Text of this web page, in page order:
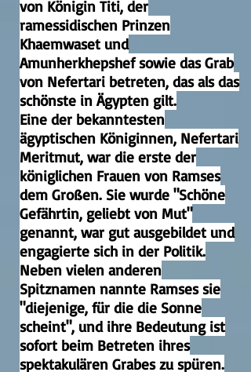
von Königin Titi, der
ramessidischen Prinzen
Khaemwaset und
Amunherkhepshef sowie das Grab
von Nefertari betreten, das als das
schönste in Ägypten gilt.
Eine der bekanntesten
ägyptischen Königinnen, Nefertari
Meritmut, war die erste der
königlichen Frauen von Ramses
dem Großen. Sie wurde "Schöne
Gefährtin, geliebt von Mut"
genannt, war gut ausgebildet und
engagierte sich in der Politik.
Neben vielen anderen
Spitznamen nannte Ramses sie
"diejenige, für die die Sonne
scheint", und ihre Bedeutung ist
sofort beim Betreten ihres
spektakulären Grabes zu spüren.